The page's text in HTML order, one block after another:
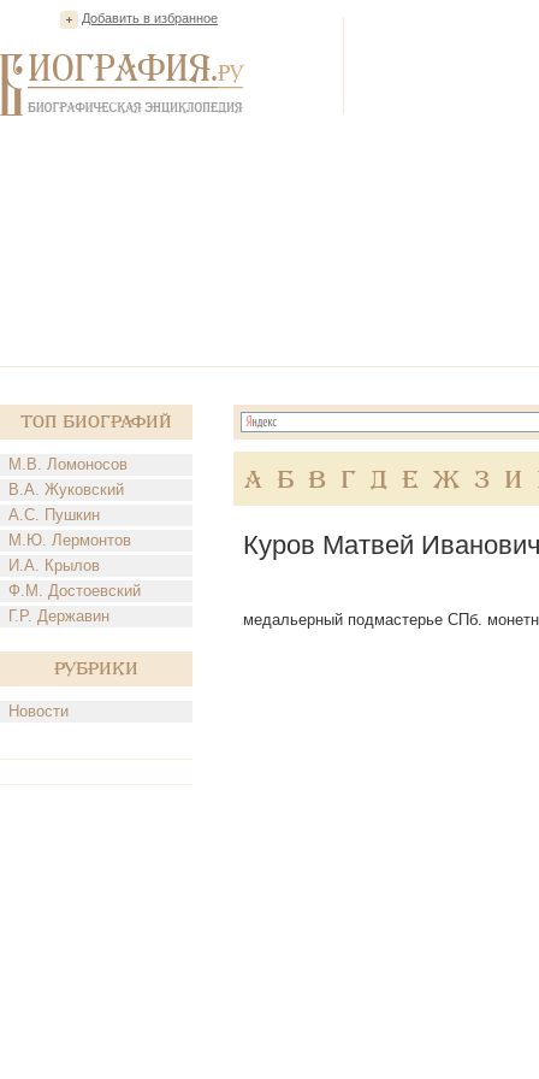
Добавить в избранное
Топ Биографий
М.В. Ломоносов
В.А. Жуковский
А.С. Пушкин
М.Ю. Лермонтов
И.А. Крылов
Ф.М. Достоевский
Г.Р. Державин
Рубрики
Новости
А Б В Г Д Е Ж З И
Куров Матвей Иванович
медальерный подмастерье СПб.